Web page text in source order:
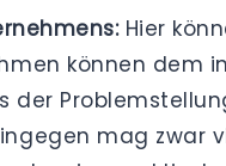
Hier
können
der
mag